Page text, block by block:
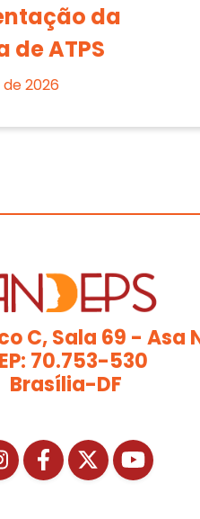
da
de ATPS
2026
C, Sala 69 - Asa
70.753-530
Brasília-DF